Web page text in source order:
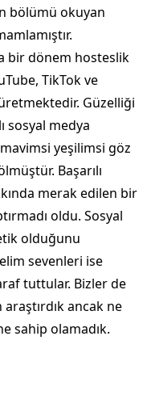
bölümü okuyan
bir dönem hosteslik
TikTok ve
Güzelliği
sosyal medya
yeşilimsi göz
Başarılı
merak edilen bir
oldu. Sosyal
olduğunu
sevenleri ise
tuttular. Bizler de
ancak ne
sahip olamadık.